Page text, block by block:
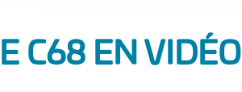
C68 EN VIDÉO